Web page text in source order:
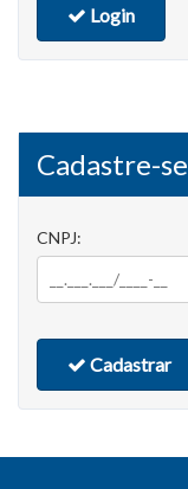
Login
Cadastre-se
CNPJ:
Cadastrar